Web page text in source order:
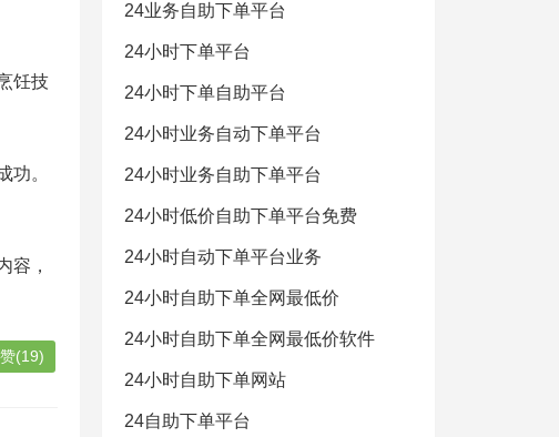
饪技
功。
容，
(19)
24业务自助下单平台
24小时下单平台
24小时下单自助平台
24小时业务自动下单平台
24小时业务自助下单平台
24小时低价自助下单平台免费
24小时自动下单平台业务
24小时自助下单全网最低价
24小时自助下单全网最低价软件
24小时自助下单网站
24自助下单平台